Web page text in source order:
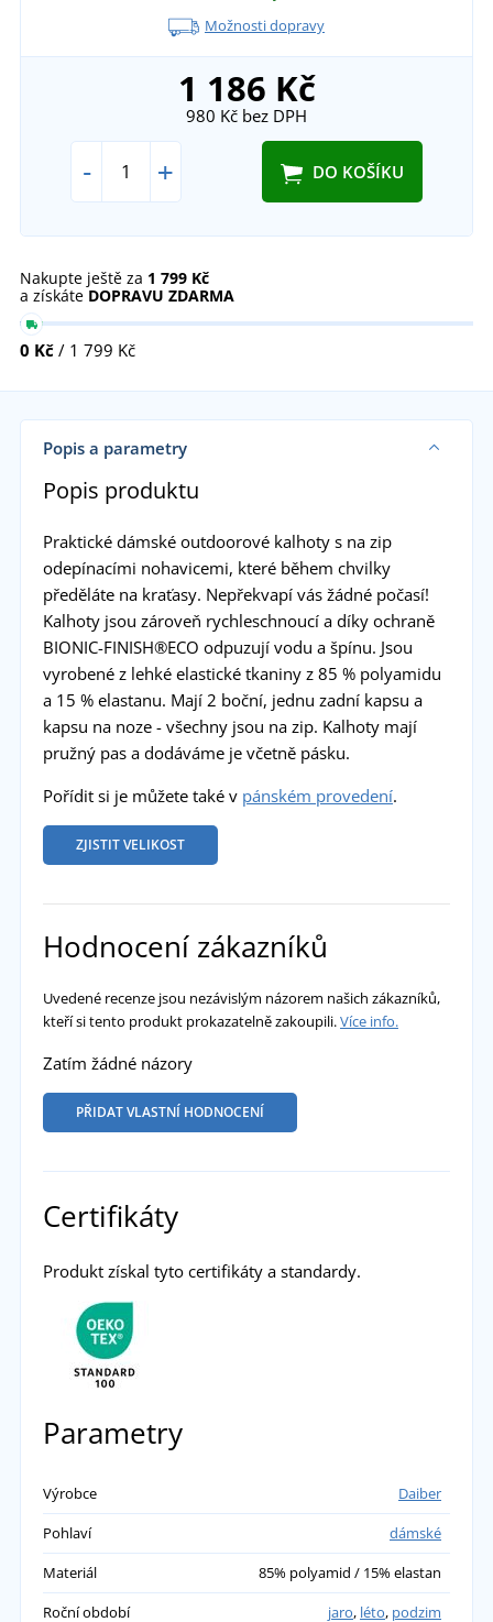
Možnosti dopravy
1 186 Kč
980 Kč bez DPH
- + DO KOŠÍKU
Nakupte ještě za 1 799 Kč
a získáte DOPRAVU ZDARMA
0 Kč / 1 799 Kč
Popis a parametry
Popis produktu
Praktické dámské outdoorové kalhoty s na zip
odepínacími nohavicemi, které během chvilky
předěláte na kraťasy. Nepřekvapí vás žádné počasí!
Kalhoty jsou zároveň rychleschnoucí a díky ochraně
BIONIC-FINISH®ECO odpuzují vodu a špínu. Jsou
vyrobené z lehké elastické tkaniny z 85 % polyamidu
a 15 % elastanu. Mají 2 boční, jednu zadní kapsu a
kapsu na noze - všechny jsou na zip. Kalhoty mají
pružný pas a dodáváme je včetně pásku.
Pořídit si je můžete také v pánském provedení.
ZJISTIT VELIKOST
Hodnocení zákazníků
Uvedené recenze jsou nezávislým názorem našich zákazníků,
kteří si tento produkt prokazatelně zakoupili.Více info.
Zatím žádné názory
PŘIDAT VLASTNÍ HODNOCENÍ
Certifikáty
Produkt získal tyto certifikáty a standardy.
Parametry
Výrobce
Daiber
Pohlaví
dámské
Materiál
85% polyamid / 15% elastan
Roční období
jaro, léto, podzim